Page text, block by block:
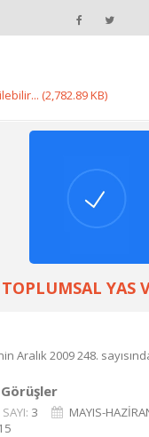
(2,782.89 KB)
YAS
Aralık 2009 248.
SAYI: 3
MAYIS-